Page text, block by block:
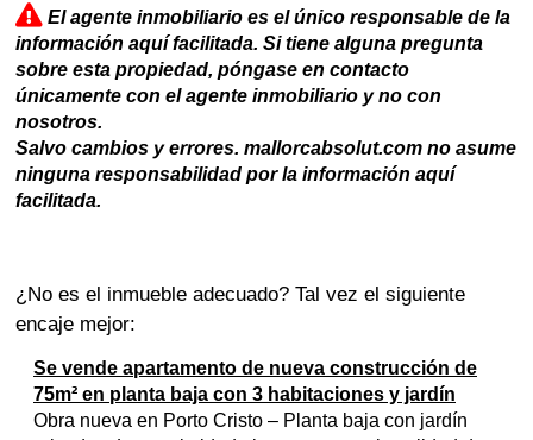
El agente inmobiliario es el único responsable de la
información aquí facilitada. Si tiene alguna pregunta
sobre esta propiedad, póngase en contacto
únicamente con el agente inmobiliario y no con
nosotros.
Salvo cambios y errores. mallorcabsolut.com no asume
ninguna responsabilidad por la información aquí
facilitada.
¿No es el inmueble adecuado? Tal vez el siguiente
encaje mejor:
Se vende apartamento de nueva construcción de
75m² en planta baja con 3 habitaciones y jardín
Obra nueva en Porto Cristo – Planta baja con jardín